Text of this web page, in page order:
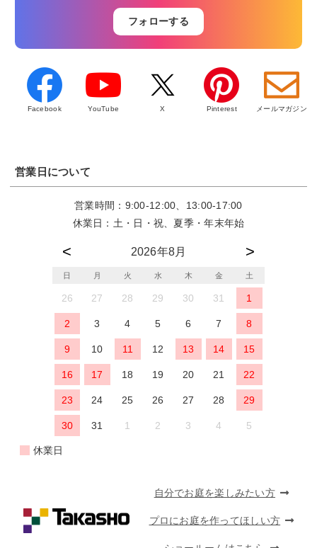
フォローする
Facebook YouTube X Pinterest メールマガジン
営業日について
営業時間：9:00-12:00、13:00-17:00
休業日：土・日・祝、夏季・年末年始
2026年8月
日 月 火 水 木 金 土
26 27 28 29 30 31 1
2 3 4 5 6 7 8
9 10 11 12 13 14 15
16 17 18 19 20 21 22
23 24 25 26 27 28 29
30 31 1 2 3 4 5
休業日
自分でお庭を楽しみたい方
プロにお庭を作ってほしい方